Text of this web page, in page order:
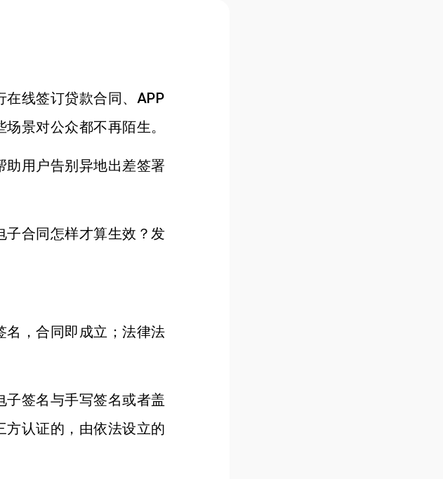
线签订贷款合同、APP
景对公众都不再陌生。
用户告别异地出差签署
子合同怎样才算生效？发
名，合同即成立；法律法
子签名与手写签名或者盖
认证的，由依法设立的